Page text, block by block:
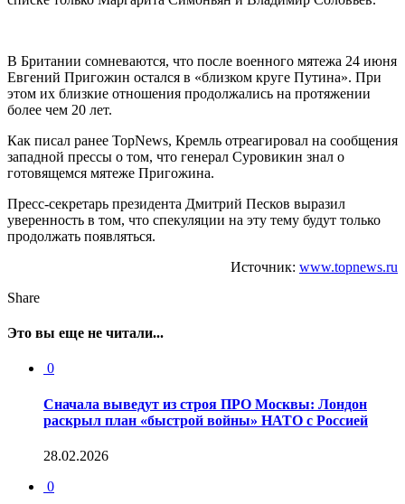
В Британии сомневаются, что после военного мятежа 24 июня
Евгений Пригожин остался в «близком круге Путина». При
этом их близкие отношения продолжались на протяжении
более чем 20 лет.
Как писал ранее TopNews, Кремль отреагировал на сообщения
западной прессы о том, что генерал Суровикин знал о
готовящемся мятеже Пригожина.
Пресс-секретарь президента Дмитрий Песков выразил
уверенность в том, что спекуляции на эту тему будут только
продолжать появляться.
Источник: www.topnews.ru
Share
Это вы еще не читали...
0
Сначала выведут из строя ПРО Москвы: Лондон
раскрыл план «быстрой войны» НАТО с Россией
28.02.2026
0